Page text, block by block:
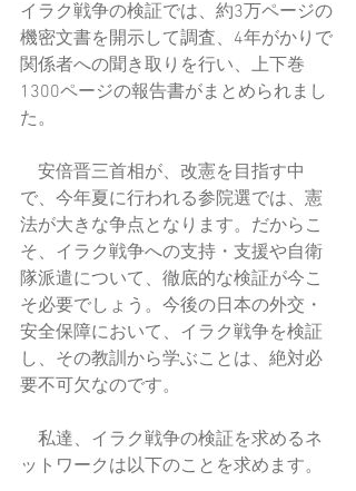
イラク戦争の検証では、約3万ページの
機密文書を開示して調査、4年がかりで
関係者への聞き取りを行い、上下巻
1300ページの報告書がまとめられまし
た。
安倍晋三首相が、改憲を目指す中
で、今年夏に行われる参院選では、憲
法が大きな争点となります。だからこ
そ、イラク戦争への支持・支援や自衛
隊派遣について、徹底的な検証が今こ
そ必要でしょう。今後の日本の外交・
安全保障において、イラク戦争を検証
し、その教訓から学ぶことは、絶対必
要不可欠なのです。
私達、イラク戦争の検証を求めるネ
ットワークは以下のことを求めます。